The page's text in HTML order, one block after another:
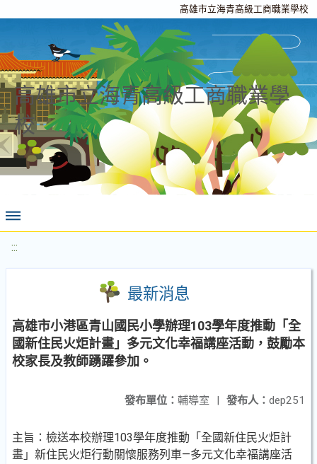
高雄市立海青高級工商職業學校
高雄市立海青高級工商職業學
校
:::
最新消息
高雄市小港區青山國民小學辦理103學年度推動「全
國新住民火炬計畫」多元文化幸福講座活動，鼓勵本
校家長及教師踴躍參加。
發布人： dep251
發布單位： 輔導室 |
主旨：檢送本校辦理103學年度推動「全國新住民火炬計
畫」新住民火炬行動關懷服務列車—多元文化幸福講座活